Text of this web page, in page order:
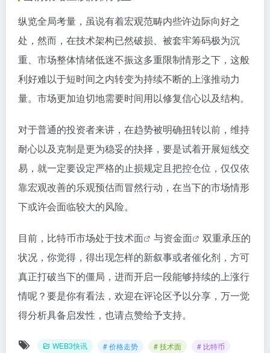
纵览全局考量，虽说有着宏观范畴内些许边际向好之
处，然而，在技术架构已然破损、被套牢筹码极为沉
重、市场整体情绪低迷不振这多重限制情形之下，这般
利好难以于短时间之内转变为持续不断的上涨推动力
量。市场更加迫切地需要时间用以修复信心以及结构。
对于普通的投资者来讲，在趋势被明确扭转以前，维持
耐心以及克制是更为稳妥的抉择，要是试着开展短线交
易，就一定要设定严格的止损规定且把控仓位，仅仅依
靠宏观改善的乐观预估而冒然行动，在当下的市场情形
下或许会面临较大的风险。
目前，比特币市场处于技术面 与资金面
双重承压的
状况，你觉得，得出现怎样的新叙事或者催化剂，方可
真正打破当下的僵局，进而开启一段能够持续的上涨行
情呢？要是你有看法，欢迎在评论区予以分享，万一觉
得分析具备启发性，也请点赞给予支持。
WEB3快讯 # 价格走势 # 技术面
# 比特币